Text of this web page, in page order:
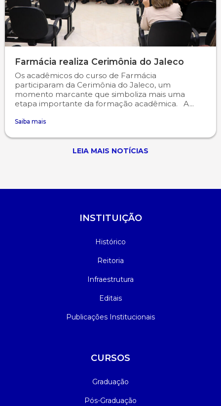
Farmácia realiza Cerimônia do Jaleco
Os acadêmicos do curso de Farmácia
participaram da Cerimônia do Jaleco, um
momento marcante que simboliza mais uma
etapa importante da formação acadêmica. A...
Saiba mais
LEIA MAIS NOTÍCIAS
INSTITUIÇÃO
Histórico
Reitoria
Infraestrutura
Editais
Publicações Institucionais
CURSOS
Graduação
Pós-Graduação